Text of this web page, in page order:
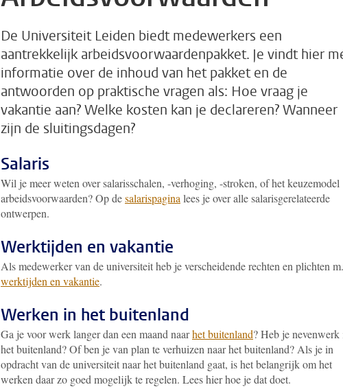
De Universiteit Leiden biedt medewerkers een
aantrekkelijk arbeidsvoorwaardenpakket. Je vindt hier
informatie over de inhoud van het pakket en de
antwoorden op praktische vragen als: Hoe vraag je
vakantie aan? Welke kosten kan je declareren? Wanneer
zijn de sluitingsdagen?
Salaris
Wil je meer weten over salarisschalen, -verhoging, -stroken, of het keuzemodel
arbeidsvoorwaarden? Op desalarispagina lees je over alle salarisgerelateerde
ontwerpen.
Werktijden en vakantie
Als medewerker van de universiteit heb je verscheidende rechten en plichten
werktijden en vakantie.
Werken in het buitenland
Ga je voor werk langer dan een maand naarhet buitenland? Heb je nevenwerk
het buitenland? Of ben je van plan te verhuizen naar het buitenland? Als je in
opdracht van de universiteit naar het buitenland gaat, is het belangrijk om het
werken daar zo goed mogelijk te regelen. Lees hier hoe je dat doet.